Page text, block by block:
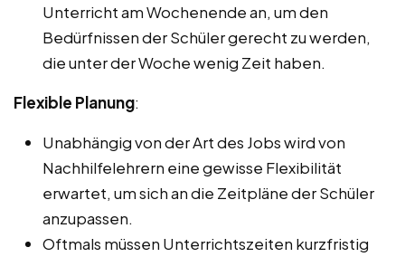
Unterricht am Wochenende an, um den
Bedürfnissen der Schüler gerecht zu werden,
die unter der Woche wenig Zeit haben.
Flexible Planung:
Unabhängig von der Art des Jobs wird von
Nachhilfelehrern eine gewisse Flexibilität
erwartet, um sich an die Zeitpläne der Schüler
anzupassen.
Oftmals müssen Unterrichtszeiten kurzfristig